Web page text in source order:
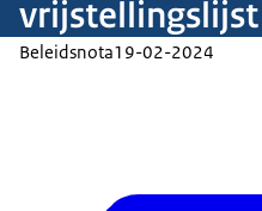
vrijstellingslijst
Beleidsnota19-02-2024